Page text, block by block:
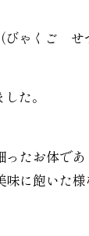
びゃくご
た。
ったお体で
味に飽いた